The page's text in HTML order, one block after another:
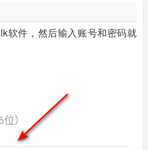
软件，然后输入账号和密码就